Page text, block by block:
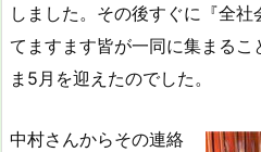
しました。その後すぐに『全
てますます皆が一同に集まるこ
ま5月を迎えたのでした。
中村さんからその連絡